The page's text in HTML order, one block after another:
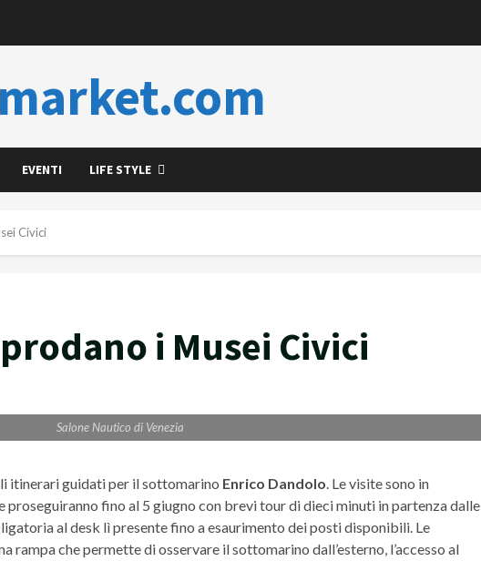
EVENTI LIFE STYLE
Civici
i Musei Civici
Salone Nautico di Venezia
itinerari guidati per il sottomarino Enrico Dandolo. Le visite sono in
proseguiranno fino al 5 giugno con brevi tour di dieci minuti in partenza dalle
al desk lì presente fino a esaurimento dei posti disponibili. Le
rampa che permette di osservare il sottomarino dall’esterno, l’accesso al